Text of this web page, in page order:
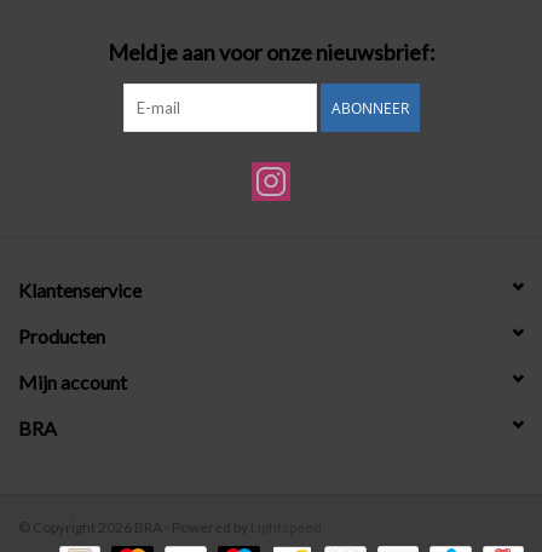
Meld je aan voor onze nieuwsbrief:
ABONNEER
Klantenservice
Producten
Mijn account
BRA
© Copyright 2026 BRA - Powered by